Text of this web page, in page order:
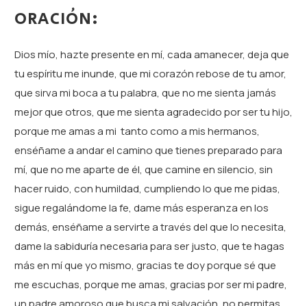
ORACIÓN:
Dios mío, hazte presente en mí, cada amanecer, deja que
tu espíritu me inunde, que mi corazón rebose de tu amor,
que sirva mi boca a tu palabra, que no me sienta jamás
mejor que otros, que me sienta agradecido por ser tu hijo,
porque me amas a mi tanto como a mis hermanos,
enséñame a andar el camino que tienes preparado para
mí, que no me aparte de él, que camine en silencio, sin
hacer ruido, con humildad, cumpliendo lo que me pidas,
sigue regalándome la fe, dame más esperanza en los
demás, enséñame a servirte a través del que lo necesita,
dame la sabiduría necesaria para ser justo, que te hagas
más en mí que yo mismo, gracias te doy porque sé que
me escuchas, porque me amas, gracias por ser mi padre,